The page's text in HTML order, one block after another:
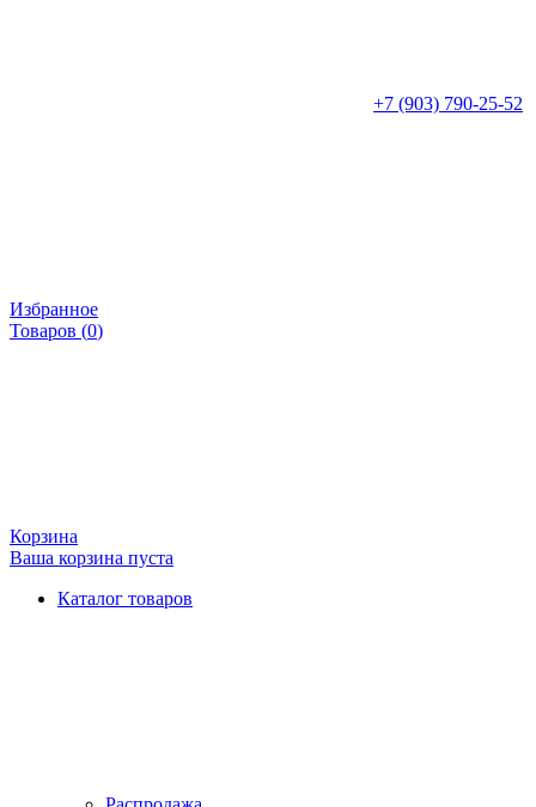
+7 (903) 790-25-52
Избранное
Товаров (0)
Корзина
Ваша корзина пуста
Каталог товаров